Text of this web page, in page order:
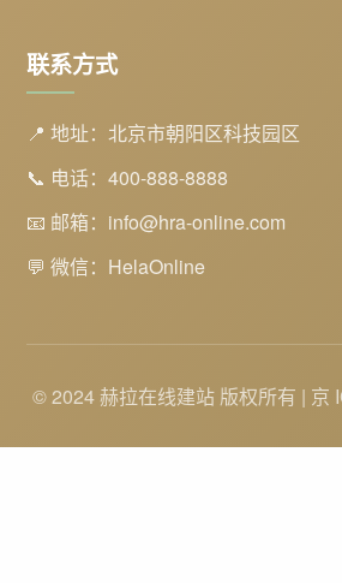
联系方式
📍 地址：北京市朝阳区科技园区
📞 电话：400-888-8888
📧 邮箱：info@hra-online.com
💬 微信：HelaOnline
© 2024 赫拉在线建站 版权所有 | 京